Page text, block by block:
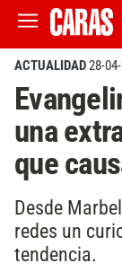
ACTUALIDAD28-
una
que
Desde
redes un
tendencia.